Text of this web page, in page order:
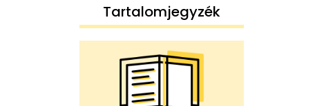
Tartalomjegyzék